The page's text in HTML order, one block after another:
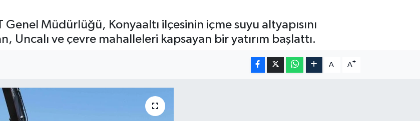
Genel Müdürlüğü, Konyaaltı ilçesinin içme suyu altyapısını
Uncalı ve çevre mahalleleri kapsayan bir yatırım başlattı.
A- A+